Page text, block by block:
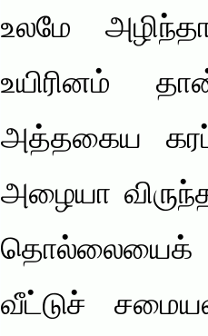
உலமே
உயிரினம்
அத்தகைய
அழையா
தொல்லையைக்
வீட்டுச்